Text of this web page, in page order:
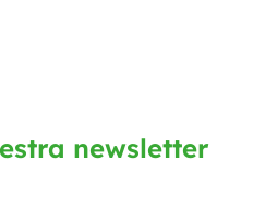
newsletter